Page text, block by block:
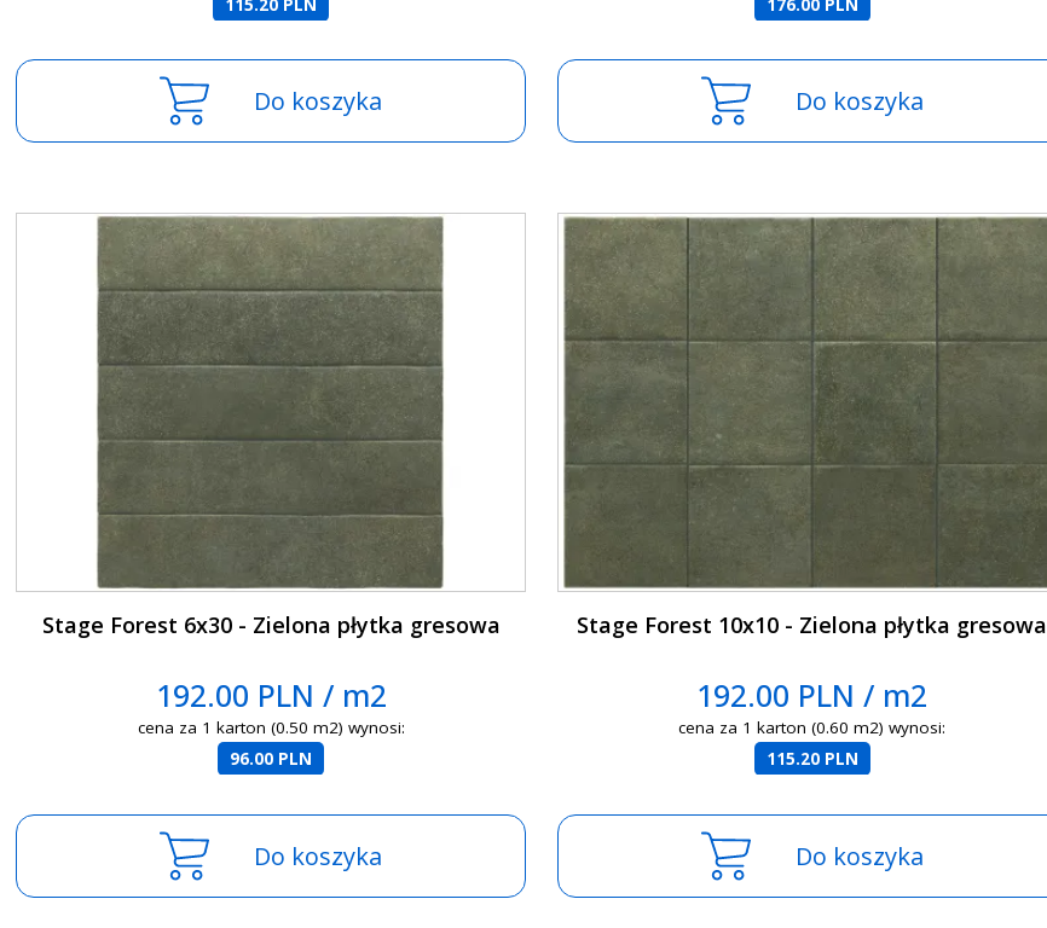
Do koszyka Do koszyka
Stage Forest 6x30 - Zielona płytka gresowa
192.00 PLN / m2
cena za 1 karton (0.50 m2) wynosi:
96.00 PLN
Do koszyka
Stage Forest 10x10 - Zielona płytka gresowa
192.00 PLN / m2
cena za 1 karton (0.60 m2) wynosi:
115.20 PLN
Do koszyka